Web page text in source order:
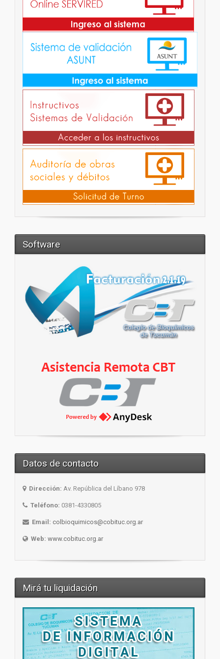
Software
Datos de contacto
Dirección: Av. República del Líbano 978
Teléfono: 0381-4330805
Email: colbioquimicos@cobituc.org.ar
Web: www.cobituc.org.ar
Mirá tu liquidación